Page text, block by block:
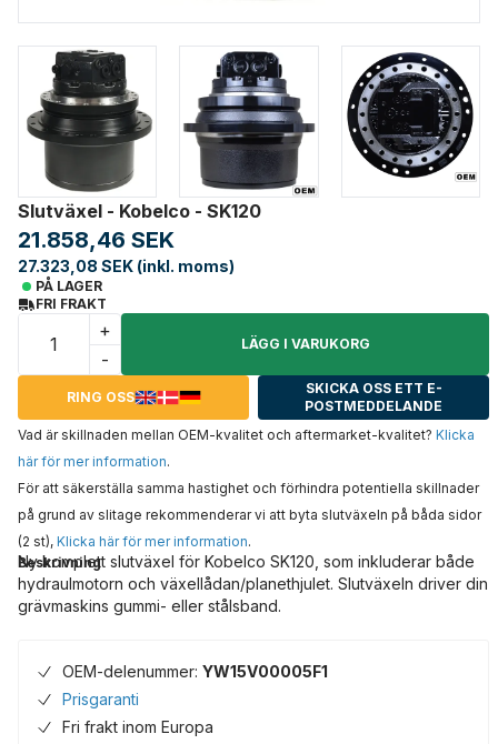
Slutväxel - Kobelco - SK120
21.858,46 SEK
27.323,08 SEK (inkl. moms)
PÅ LAGER
FRI FRAKT
+
-
LÄGG I VARUKORG
RING OSS
SKICKA OSS ETT E-
POSTMEDDELANDE
Vad är skillnaden mellan OEM-kvalitet och aftermarket-kvalitet? Klicka
här för mer information.
För att säkerställa samma hastighet och förhindra potentiella skillnader
på grund av slitage rekommenderar vi att byta slutväxeln på båda sidor
(2 st), Klicka här för mer information.
Beskrivning
Ny komplett slutväxel för Kobelco SK120, som inkluderar både
hydraulmotorn och växellådan/planethjulet. Slutväxeln driver din
grävmaskins gummi- eller stålsband.
OEM-delenummer: YW15V00005F1
Prisgaranti
Fri frakt inom Europa